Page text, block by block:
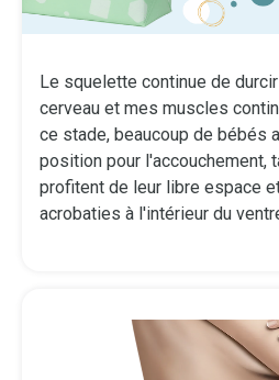
Le squelette continue de
cerveau et mes muscles
ce stade, beaucoup de bébés
position pour l'accouchement,
profitent de leur libre espace
acrobaties à l'intérieur du